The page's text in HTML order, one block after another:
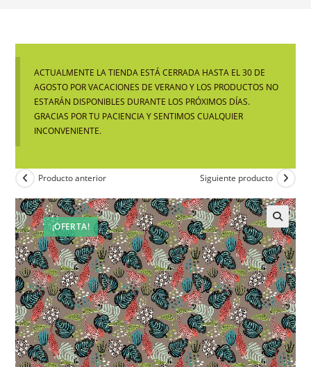
ACTUALMENTE LA TIENDA ESTÁ CERRADA HASTA EL 30 DE
AGOSTO POR VACACIONES DE VERANO Y LOS PRODUCTOS NO
ESTARÁN DISPONIBLES DURANTE LOS PRÓXIMOS DÍAS.
GRACIAS POR TU PACIENCIA Y SENTIMOS CUALQUIER
INCONVENIENTE.
¡OFERTA!
Producto anterior Siguiente producto
🔍